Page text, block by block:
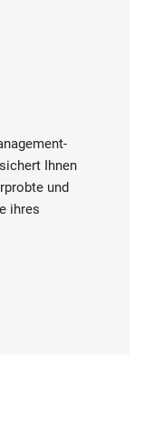
Ihnen
und
ihres